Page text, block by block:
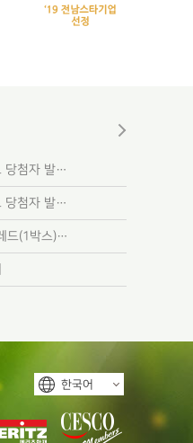
당첨자 발…
당첨자 발…
드(1박스)…
한국어